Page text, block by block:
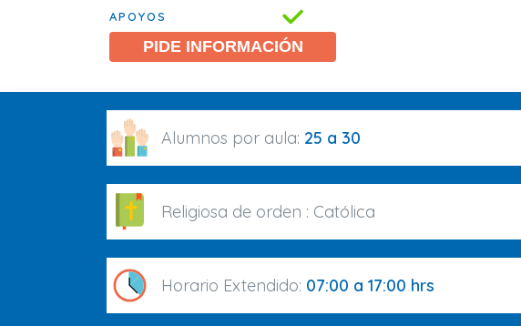
APOYOS
PIDE INFORMACIÓN
Alumnos por aula: 25 a 30
Religiosa de orden : Católica
Horario Extendido: 07:00 a 17:00 hrs